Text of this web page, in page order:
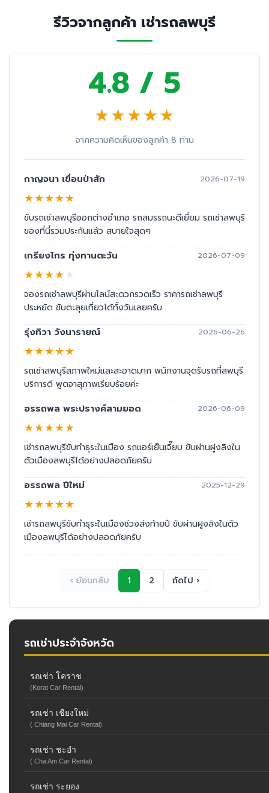
รีวิวจากลูกค้า เช่ารถลพบุรี
4.8 / 5
★★★★★
จากความคิดเห็นของลูกค้า 8 ท่าน
กาญจนา เขื่อนป่าสัก 2026-07-19
★★★★★
ขับรถเช่าลพบุรีออกต่างอำเภอ รถสมรรถนะดีเยี่ยม รถเช่าลพบุรี
ของที่นี่รวมประกันแล้ว สบายใจสุดๆ
เกรียงไกร ทุ่งทานตะวัน 2026-07-09
★★★★★
จองรถเช่าลพบุรีผ่านไลน์สะดวกรวดเร็ว ราคารถเช่าลพบุรี
ประหยัด ขับตะลุยเที่ยวได้ทั้งวันเลยครับ
รุ่งทิวา วังนารายณ์ 2026-06-26
★★★★★
รถเช่าลพบุรีสภาพใหม่และสะอาดมาก พนักงานจุดรับรถที่ลพบุรี
บริการดี พูดจาสุภาพเรียบร้อยค่ะ
อรรถพล พระปรางค์สามยอด 2026-06-09
★★★★★
เช่ารถลพบุรีขับทำธุระในเมือง รถแอร์เย็นเจี๊ยบ ขับผ่านฝูงลิงใน
ตัวเมืองลพบุรีได้อย่างปลอดภัยครับ
อรรถพล ปีใหม่ 2025-12-29
★★★★★
เช่ารถลพบุรีขับทำธุระในเมืองช่วงส่งท้ายปี ขับผ่านฝูงลิงในตัว
เมืองลพบุรีได้อย่างปลอดภัยครับ
‹ ย้อนกลับ 1 2 ถัดไป ›
รถเช่าประจำจังหวัด
รถเช่า โคราช
(Korat Car Rental)
รถเช่า เชียงใหม่
( Chiang Mai Car Rental)
รถเช่า ชะอำ
( Cha Am Car Rental)
รถเช่า ระยอง